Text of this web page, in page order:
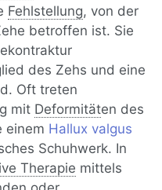
Fehlstellung, von der
betroffen ist. Sie
des Zehs und eine
Oft treten
mit Deformitäten des
einem Hallux valgus
Schuhwerk. In
Therapie mittels